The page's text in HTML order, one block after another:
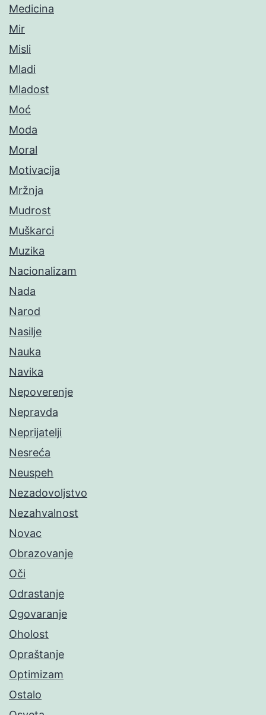
Medicina
Mir
Misli
Mladi
Mladost
Moć
Moda
Moral
Motivacija
Mržnja
Mudrost
Muškarci
Muzika
Nacionalizam
Nada
Narod
Nasilje
Nauka
Navika
Nepoverenje
Nepravda
Neprijatelji
Nesreća
Neuspeh
Nezadovoljstvo
Nezahvalnost
Novac
Obrazovanje
Oči
Odrastanje
Ogovaranje
Oholost
Opraštanje
Optimizam
Ostalo